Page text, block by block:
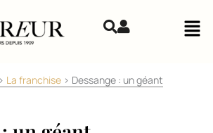
> La franchise > Dessange : un géant